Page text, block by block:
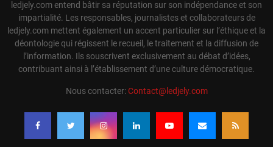
ledjely.com entend bâtir sa réputation sur son indépendance et son
impartialité. Les responsables, journalistes et collaborateurs de
ledjely.com mettent également un accent particulier sur l’éthique et la
déontologie qui régissent le recueil, le traitement et la diffusion de
l’information. Ils souscrivent exclusivement au débat d’idées,
contribuant ainsi à l’établissement d’une culture démocratique.
Nous contacter:Contact@ledjely.com